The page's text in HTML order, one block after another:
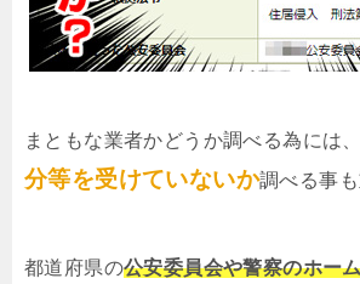
まともな業者かどうか調べる為には、
分等を受けていないか調べる事も
都道府県の公安委員会や警察のホー